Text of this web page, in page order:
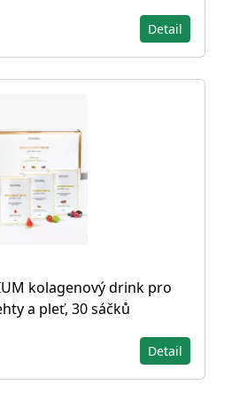
Detail
kolagenový drink pro
a pleť, 30 sáčků
Detail